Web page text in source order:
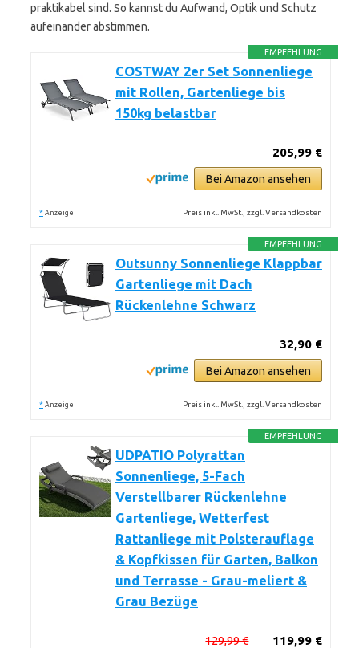
praktikabel sind. So kannst du Aufwand, Optik und Schutz
aufeinander abstimmen.
EMPFEHLUNG
COSTWAY 2er Set Sonnenliege
mit Rollen, Gartenliege bis
150kg belastbar
205,99 €
Bei Amazon ansehen
* Anzeige Preis inkl. MwSt., zzgl. Versandkosten
EMPFEHLUNG
Outsunny Sonnenliege Klappbar
Gartenliege mit Dach
Rückenlehne Schwarz
32,90 €
Bei Amazon ansehen
* Anzeige Preis inkl. MwSt., zzgl. Versandkosten
EMPFEHLUNG
UDPATIO Polyrattan
Sonnenliege, 5-Fach
Verstellbarer Rückenlehne
Gartenliege, Wetterfest
Rattanliege mit Polsterauflage
& Kopfkissen für Garten, Balkon
und Terrasse - Grau-meliert &
Grau Bezüge
119,99 €
129,99 €